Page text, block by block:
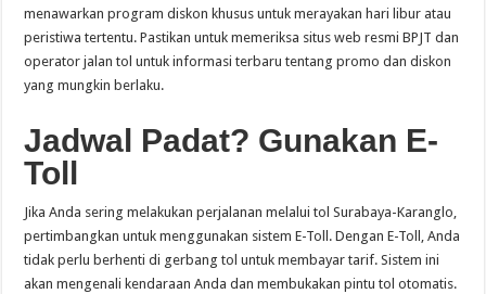
menawarkan program diskon khusus untuk merayakan hari libur atau
peristiwa tertentu. Pastikan untuk memeriksa situs web resmi BPJT dan
operator jalan tol untuk informasi terbaru tentang promo dan diskon
yang mungkin berlaku.
Jadwal Padat? Gunakan E-
Toll
Jika Anda sering melakukan perjalanan melalui tol Surabaya-Karanglo,
pertimbangkan untuk menggunakan sistem E-Toll. Dengan E-Toll, Anda
tidak perlu berhenti di gerbang tol untuk membayar tarif. Sistem ini
akan mengenali kendaraan Anda dan membukakan pintu tol otomatis.